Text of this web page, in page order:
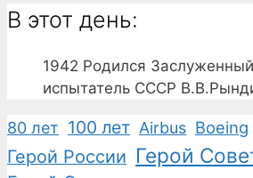
В этот день:
1942 Родился
испытатель СССР
80 лет 100 лет Airbus Boeing
Герой России Герой